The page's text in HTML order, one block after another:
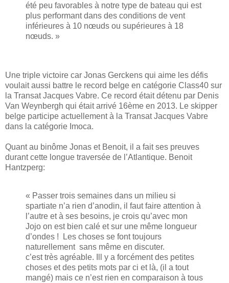
été peu favorables à notre type de bateau qui est
plus performant dans des conditions de vent
inférieures à 10 nœuds ou supérieures à 18
nœuds. »
Une triple victoire car Jonas Gerckens qui aime les défis
voulait aussi battre le record belge en catégorie Class40 sur
la Transat Jacques Vabre. Ce record était détenu par Denis
Van Weynbergh qui était arrivé 16ème en 2013. Le skipper
belge participe actuellement à la Transat Jacques Vabre
dans la catégorie Imoca.
Quant au binôme Jonas et Benoit, il a fait ses preuves
durant cette longue traversée de l’Atlantique. Benoit
Hantzperg:
« Passer trois semaines dans un milieu si
spartiate n’a rien d’anodin, il faut faire attention à
l’autre et à ses besoins, je crois qu’avec mon
Jojo on est bien calé et sur une même longueur
d’ondes ! Les choses se font toujours
naturellement sans même en discuter.
c’est très agréable. Ill y a forcément des petites
choses et des petits mots par ci et là, (il a tout
mangé) mais ce n’est rien en comparaison à tous